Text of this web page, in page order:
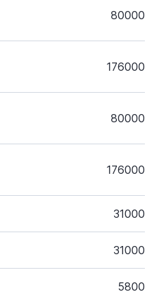
80000
176000
80000
176000
31000
31000
5800